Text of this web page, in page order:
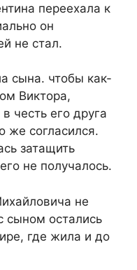
переехала к
он
не стал.
сына. чтобы как-
Виктора,
честь его друга
же согласился.
затащить
не получалось.
не
сыном остались
где жила и до